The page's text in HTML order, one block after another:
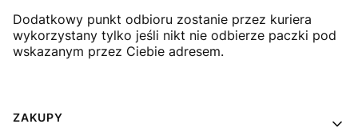
Dodatkowy punkt odbioru zostanie przez kuriera
wykorzystany tylko jeśli nikt nie odbierze paczki pod
wskazanym przez Ciebie adresem.
Linki w stopce
ZAKUPY